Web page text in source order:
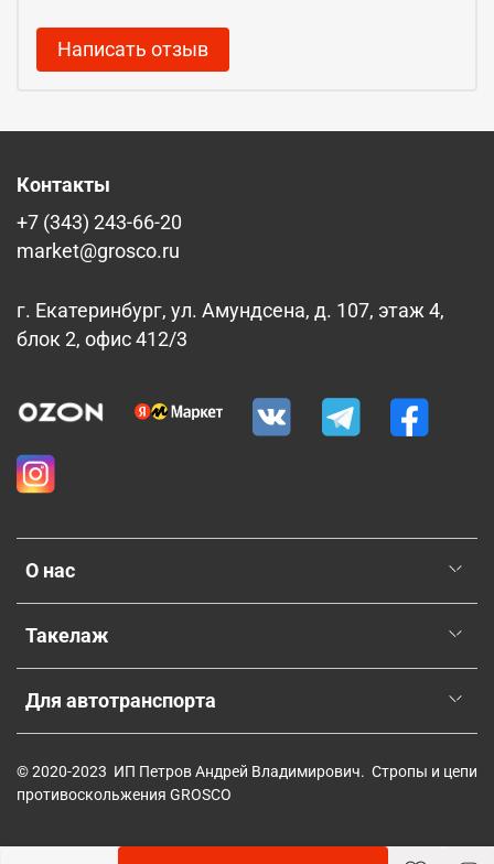
Написать отзыв
О нас
Такелаж
Для автотранспорта
Контакты
+7 (343) 243-66-20
market@grosco.ru
г. Екатеринбург, ул. Амундсена, д. 107, этаж 4,
блок 2, офис 412/3
© 2020-2023 ИП Петров Андрей Владимирович. Стропы и цепи
противоскольжения GROSCO